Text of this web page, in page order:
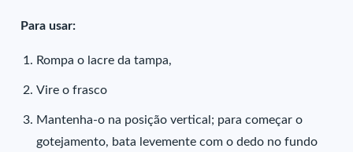
Para usar:
Rompa o lacre da tampa,
Vire o frasco
Mantenha-o na posição vertical; para começar o
gotejamento, bata levemente com o dedo no fundo